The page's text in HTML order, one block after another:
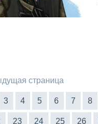
страница
3 4 5 6 7 8
23 24 25 26